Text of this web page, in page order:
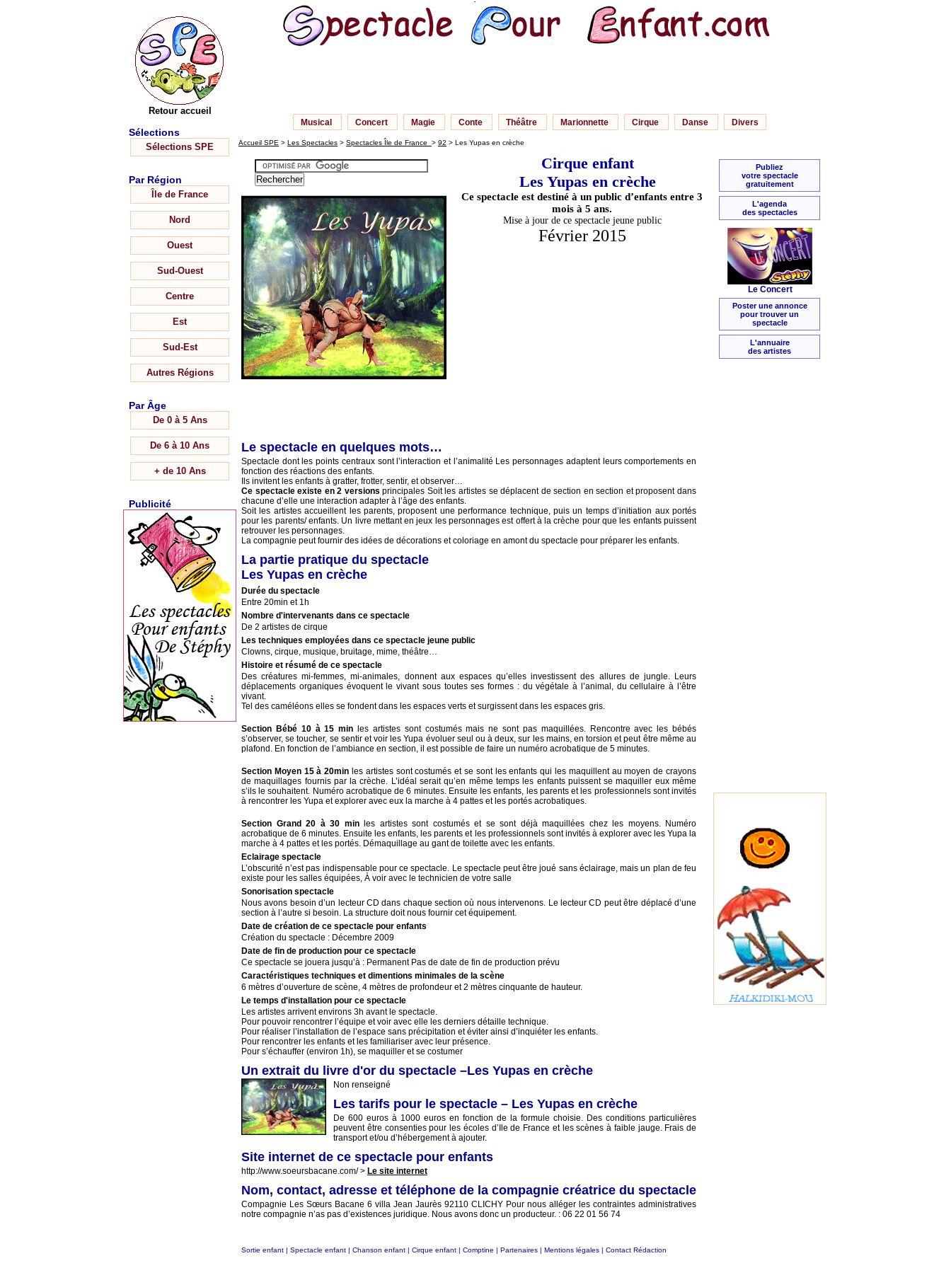
Retour accueil
Sélections
Sélections SPE
Par Région
Île de France
Nord
Ouest
Sud-Ouest
Centre
Est
Sud-Est
Autres Régions
Par Âge
De 0 à 5 Ans
De 6 à 10 Ans
+ de 10 Ans
Publicité
Musical Concert Magie Conte Théâtre Marionnette Cirque Danse Divers
Accueil SPE > Les Spectacles > Spectacles Île de France > 92 > Les Yupas en crèche
Publiez
votre spectacle
gratuitement
L'agenda
des spectacles
Le Concert
Poster une annonce
pour trouver un
spectacle
L'annuaire
des artistes
Cirque enfant
Les Yupas en crèche
Ce spectacle est destiné à un public d’enfants entre 3
mois à 5 ans.
Mise à jour de ce spectacle jeune public
Février 2015
Le spectacle en quelques mots…
Spectacle dont les points centraux sont l’interaction et l’animalité Les personnages adaptent leurs comportements en
fonction des réactions des enfants.
Ils invitent les enfants à gratter, frotter, sentir, et observer…
Ce spectacle existe en 2 versions principales Soit les artistes se déplacent de section en section et proposent dans
chacune d’elle une interaction adapter à l’âge des enfants.
Soit les artistes accueillent les parents, proposent une performance technique, puis un temps d’initiation aux portés
pour les parents/ enfants. Un livre mettant en jeux les personnages est offert à la crèche pour que les enfants puissent
retrouver les personnages.
La compagnie peut fournir des idées de décorations et coloriage en amont du spectacle pour préparer les enfants.
La partie pratique du spectacle
Les Yupas en crèche
Durée du spectacle
Entre 20min et 1h
Nombre d'intervenants dans ce spectacle
De 2 artistes de cirque
Les techniques employées dans ce spectacle jeune public
Clowns, cirque, musique, bruitage, mime, théâtre…
Histoire et résumé de ce spectacle
Des créatures mi-femmes, mi-animales, donnent aux espaces qu’elles investissent des allures de jungle. Leurs
déplacements organiques évoquent le vivant sous toutes ses formes : du végétale à l’animal, du cellulaire à l’être
vivant.
Tel des caméléons elles se fondent dans les espaces verts et surgissent dans les espaces gris.
Section Bébé 10 à 15 min les artistes sont costumés mais ne sont pas maquillées. Rencontre avec les bébés
s’observer, se toucher, se sentir et voir les Yupa évoluer seul ou à deux, sur les mains, en torsion et peut être même au
plafond. En fonction de l’ambiance en section, il est possible de faire un numéro acrobatique de 5 minutes.
Section Moyen 15 à 20min les artistes sont costumés et se sont les enfants qui les maquillent au moyen de crayons
de maquillages fournis par la crèche. L’idéal serait qu’en même temps les enfants puissent se maquiller eux même
s’ils le souhaitent. Numéro acrobatique de 6 minutes. Ensuite les enfants, les parents et les professionnels sont invités
à rencontrer les Yupa et explorer avec eux la marche à 4 pattes et les portés acrobatiques.
Section Grand 20 à 30 minles artistes sont costumés et se sont déjà maquillées chez les moyens. Numéro
acrobatique de 6 minutes. Ensuite les enfants, les parents et les professionnels sont invités à explorer avec les Yupa la
marche à 4 pattes et les portés. Démaquillage au gant de toilette avec les enfants.
Eclairage spectacle
L’obscurité n’est pas indispensable pour ce spectacle. Le spectacle peut être joué sans éclairage, mais un plan de feu
existe pour les salles équipées, À voir avec le technicien de votre salle
Sonorisation spectacle
Nous avons besoin d’un lecteur CD dans chaque section où nous intervenons. Le lecteur CD peut être déplacé d’une
section à l’autre si besoin. La structure doit nous fournir cet équipement.
Date de création de ce spectacle pour enfants
Création du spectacle : Décembre 2009
Date de fin de production pour ce spectacle
Ce spectacle se jouera jusqu’à : Permanent Pas de date de fin de production prévu
Caractéristiques techniques et dimentions minimales de la scène
6 mètres d’ouverture de scène, 4 mètres de profondeur et 2 mètres cinquante de hauteur.
Le temps d'installation pour ce spectacle
Les artistes arrivent environs 3h avant le spectacle.
Pour pouvoir rencontrer l’équipe et voir avec elle les derniers détaille technique.
Pour réaliser l’installation de l’espace sans précipitation et éviter ainsi d’inquiéter les enfants.
Pour rencontrer les enfants et les familiariser avec leur présence.
Pour s’échauffer (environ 1h), se maquiller et se costumer
Un extrait du livre d'or du spectacle –Les Yupas en crèche
Non renseigné
Les tarifs pour le spectacle – Les Yupas en crèche
De 600 euros à 1000 euros en fonction de la formule choisie. Des conditions particulières
peuvent être consenties pour les écoles d’Ile de France et les scènes à faible jauge. Frais de
transport et/ou d’hébergement à ajouter.
Site internet de ce spectacle pour enfants
http://www.soeursbacane.com/ > Le site internet
Nom, contact, adresse et téléphone de la compagnie créatrice du spectacle
Compagnie Les Sœurs Bacane 6 villa Jean Jaurès 92110 CLICHY Pour nous alléger les contraintes administratives
notre compagnie n’as pas d’existences juridique. Nous avons donc un producteur. : 06 22 01 56 74
Sortie enfant | Spectacle enfant | Chanson enfant | Cirque enfant | Comptine | Partenaires | Mentions légales | Contact Rédaction
)